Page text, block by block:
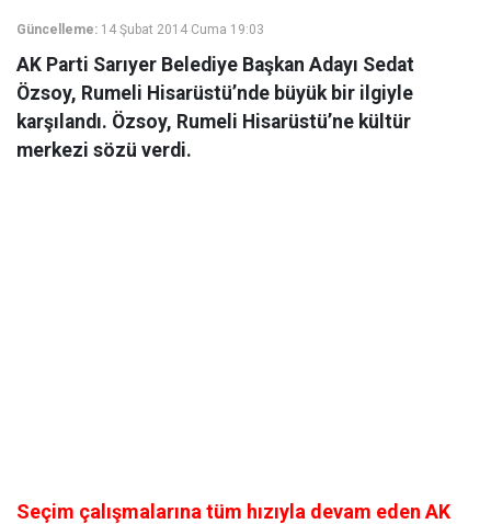
Güncelleme: 14 Şubat 2014 Cuma 19:03
AK Parti Sarıyer Belediye Başkan Adayı Sedat
Özsoy, Rumeli Hisarüstü’nde büyük bir ilgiyle
karşılandı. Özsoy, Rumeli Hisarüstü’ne kültür
merkezi sözü verdi.
Seçim çalışmalarına tüm hızıyla devam eden AK